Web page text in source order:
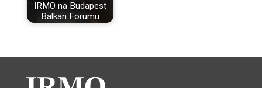
IRMO na Budapest
Balkan Forumu